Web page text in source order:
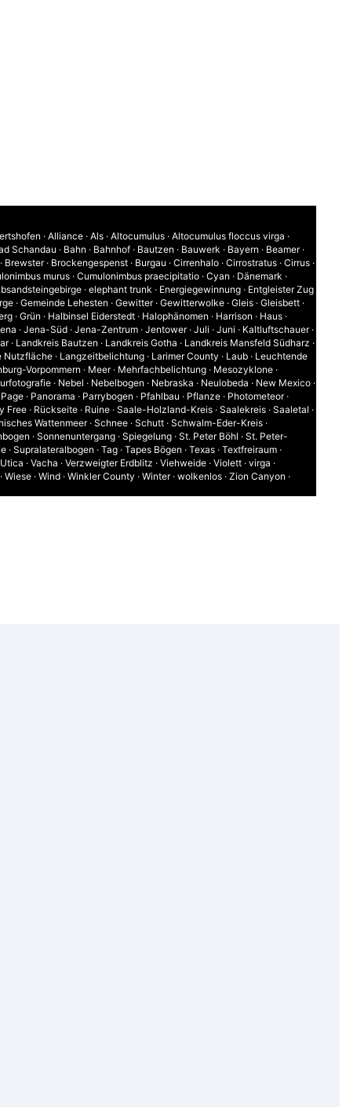
· Alliance · Als · Altocumulus · Altocumulus floccus virga ·
Schandau · Bahn · Bahnhof · Bautzen · Bauwerk · Bayern · Beamer·
· Brewster· Brockengespenst · Burgau · Cirrenhalo · Cirrostratus · Cirrus ·
murus · Cumulonimbus praecipitatio · Cyan · Dänemark ·
· elephant trunk · Energiegewinnung · Entgleister Zug
· Gemeinde Lehesten · Gewitter· Gewitterwolke · Gleis · Gleisbett ·
· Grün · Halbinsel Eiderstedt · Halophänomen · Harrison · Haus ·
· Jena-Süd · Jena-Zentrum · Jentower· Juli · Juni · Kaltluftschauer·
· Landkreis Bautzen · Landkreis Gotha · Landkreis Mansfeld Südharz ·
Nutzfläche · Langzeitbelichtung · Larimer County · Laub · Leuchtende
Vorpommern · Meer· Mehrfachbelichtung · Mesozyklone ·
· Nebel · Nebelbogen · Nebraska · Neulobeda · New Mexico ·
Page · Panorama · Parrybogen · Pfahlbau · Pflanze · Photometeor·
Free · Rückseite · Ruine · Saale-Holzland-Kreis · Saalekreis · Saaletal ·
Wattenmeer· Schnee · Schutt · Schwalm-Eder-Kreis ·
· Sonnenuntergang · Spiegelung · St. Peter Böhl · St. Peter-
· Supralateralbogen · Tag · Tapes Bögen · Texas · Textfreiraum ·
Utica · Vacha · Verzweigter Erdblitz · Viehweide · Violett · virga ·
· Wiese · Wind · Winkler County · Winter· wolkenlos · Zion Canyon ·